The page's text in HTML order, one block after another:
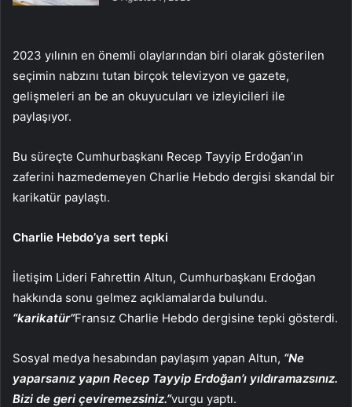
2023 yılının en önemli olaylarından biri olarak gösterilen
seçimin nabzını tutan birçok televizyon ve gazete,
gelişmeleri an be an okuyucuları ve izleyicileri ile
paylaşıyor.
Bu süreçte Cumhurbaşkanı Recep Tayyip Erdoğan’ın
zaferini hazmedemeyen Charlie Hebdo dergisi skandal bir
karikatür paylaştı.
Charlie Hebdo’ya sert tepki
İletişim Lideri Fahrettin Altun, Cumhurbaşkanı Erdoğan
hakkında sonu gelmez açıklamalarda bulundu.
“karikatür”Fransız Charlie Hebdo dergisine tepki gösterdi.
Sosyal medya hesabından paylaşım yapan Altun, “Ne
yaparsanız yapın Recep Tayyip Erdoğan’ı yıldıramazsınız.
Bizi de geri çeviremezsiniz.”vurgu yaptı.